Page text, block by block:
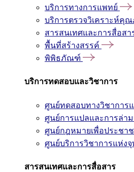
บริการทางการแพทย์
บริการตรวจวิเคราะห์คุ
สารสนเทศและการสื่อสา
พื้นที่สร้างสรรค์
พิพิธภัณฑ์
บริการทดสอบและวิชาการ
ศูนย์ทดสอบทางวิชาการ
ศูนย์การแปลและการล่าม
ศูนย์กฎหมายเพื่อประชา
ศูนย์บริการวิชาการแห่ง
สารสนเทศและการสื่อสาร